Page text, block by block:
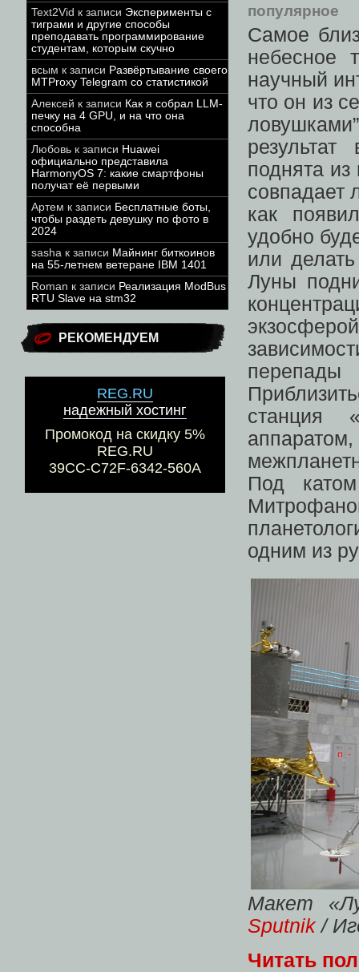
Text2Vid к записи Эксперименты с
тиграми и другие способы
преподавать программирование
студентам, которым скучно
всым к записи Развёртывание своего
MTProxy Telegram со статистикой
Алексей к записи Как я собрал LLM-
печку на 4 GPU, и на что она
способна
Любовь к записи Huawei
официально представила
HarmonyOS 7: какие смартфоны
получат её первыми
Артем к записи Бесплатные боты,
чтобы раздеть девушку по фото в
2024
sasha к записи Майнинг биткоинов
на 55-летнем ветеране IBM 1401
Roman к записи Реализация ModBus
RTU Slave на stm32
РЕКОМЕНДУЕМ
REG.RU
надежный хостинг
Промокод на скидку 5%
REG.RU
39CC-C72F-6342-560A
популярное
Самое
небесное
научный
что он из
поднята
совпадает
как
удобно
или
Луны
станция
Под
одним из
Макет
Sputnik/
Читать